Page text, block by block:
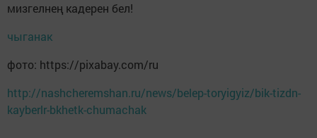
мизгелнең кадерен бел!
чыганак
фото: https://pixabay.com/ru
http://nashcheremshan.ru/news/belep-toryigyiz/bik-tizdn-
kayberlr-bkhetk-chumachak